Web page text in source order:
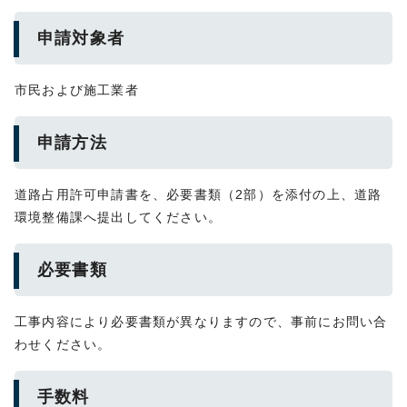
申請対象者
市民および施工業者
申請方法
道路占用許可申請書を、必要書類（2部）を添付の上、道路
環境整備課へ提出してください。
必要書類
工事内容により必要書類が異なりますので、事前にお問い合
わせください。
手数料